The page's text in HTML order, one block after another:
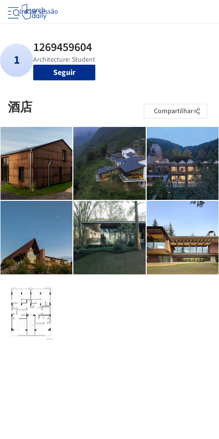
Iniciar sessão
Seguir
酒店 Compartilhar